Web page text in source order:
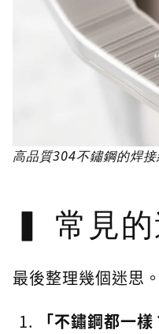
高品質304不鏽鋼的焊
常見
最後整理幾個迷思
「不鏽鋼都一樣